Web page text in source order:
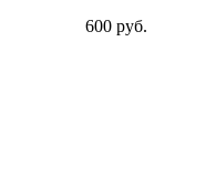
600 руб.